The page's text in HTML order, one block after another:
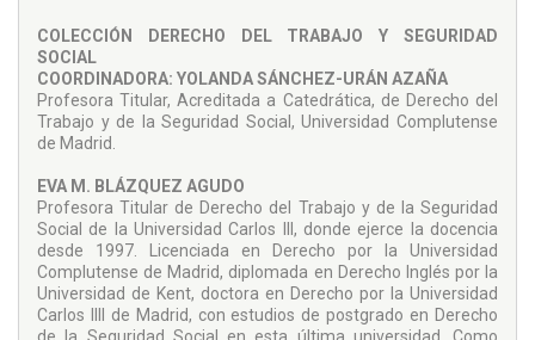
complementar la comprensión del tema. Se incluyen
esquemas resumen de las principales notas analizadas, se
añade un anexo con la principal bibliografía y, por último, se
recoge un repertorio de las sentencias fundamentales que
se han utilizado a lo largo del trabajo.
COLECCIÓN DERECHO DEL TRABAJO Y SEGURIDAD
SOCIAL
COORDINADORA: YOLANDA SÁNCHEZ-URÁN AZAÑA
Profesora Titular, Acreditada a Catedrática, de Derecho del
Trabajo y de la Seguridad Social, Universidad Complutense
de Madrid.
EVA M. BLÁZQUEZ AGUDO
Profesora Titular de Derecho del Trabajo y de la Seguridad
Social de la Universidad Carlos III, donde ejerce la docencia
desde 1997. Licenciada en Derecho por la Universidad
Complutense de Madrid, diplomada en Derecho Inglés por la
Universidad de Kent, doctora en Derecho por la Universidad
Carlos IIII de Madrid, con estudios de postgrado en Derecho